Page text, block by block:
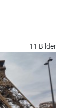
11 Bilder